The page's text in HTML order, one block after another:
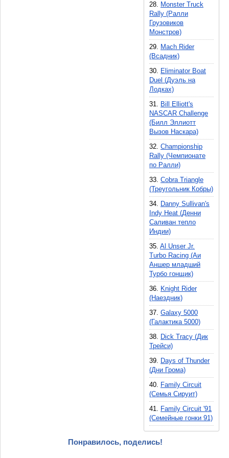
28.
Monster Truck
Rally (Ралли
Грузовиков
Монстров)
29.
Mach Rider
(Всадник)
30.
Eliminator Boat
Duel (Дуэль на
Лодках)
31.
Bill Elliott's
NASCAR Challenge
(Билл Эллиотт
Вызов Наскара)
32.Championship
Rally (Чемпионате
по Ралли)
33.Cobra Triangle
(Треугольник Кобры)
34.
Danny Sullivan's
Indy Heat (Денни
Саливан тепло
Индии)
35.Al Unser Jr.
Turbo Racing (Аи
Аншер младший
Турбо гонщик)
36.
Knight Rider
(Наездник)
37.Galaxy 5000
(Галактика 5000)
38.
Dick Tracy (Дик
Трейси)
39.
Days of Thunder
(Дни Грома)
40.
Family Circuit
(Семья Сируит)
41.
Family Circuit '91
(Семейные гонки 91)
Human Entertainment(4)
Понравилось, поделись!